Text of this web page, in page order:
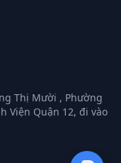
Thị Mười , Phường
Viện Quận 12, đi vào